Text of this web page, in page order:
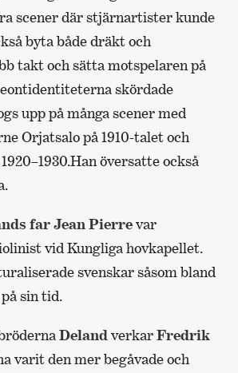
scener där stjärnartister kunde
byta både dräkt och
takt och sätta motspelaren på
skördade
upp på många scener med
Orjatsalo på 1910-talet och
översatte också
far Jean Pierrevar
vid Kungliga hovkapellet.
svenskar såsom bland
sin tid.
Deland verkarFredrik
varit den mer begåvade och